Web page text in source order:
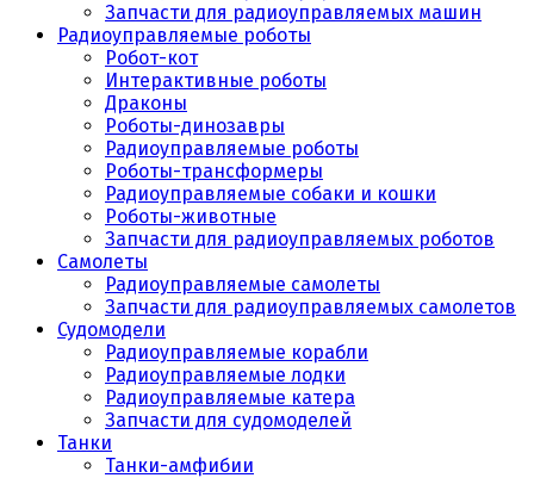
Запчасти для радиоуправляемых машин
Радиоуправляемые роботы
Робот-кот
Интерактивные роботы
Драконы
Роботы-динозавры
Радиоуправляемые роботы
Роботы-трансформеры
Радиоуправляемые собаки и кошки
Роботы-животные
Запчасти для радиоуправляемых роботов
Самолеты
Радиоуправляемые самолеты
Запчасти для радиоуправляемых самолетов
Судомодели
Радиоуправляемые корабли
Радиоуправляемые лодки
Радиоуправляемые катера
Запчасти для судомоделей
Танки
Танки-амфибии